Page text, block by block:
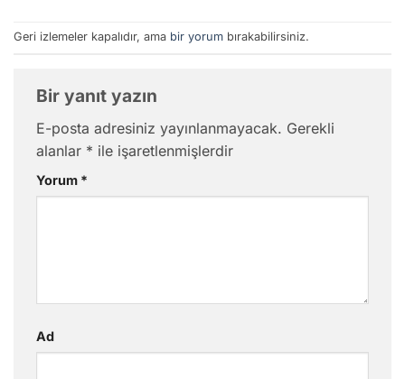
Geri izlemeler kapalıdır, ama bir yorum bırakabilirsiniz.
Bir yanıt yazın
E-posta adresiniz yayınlanmayacak. Gerekli
alanlar * ile işaretlenmişlerdir
Yorum *
Ad